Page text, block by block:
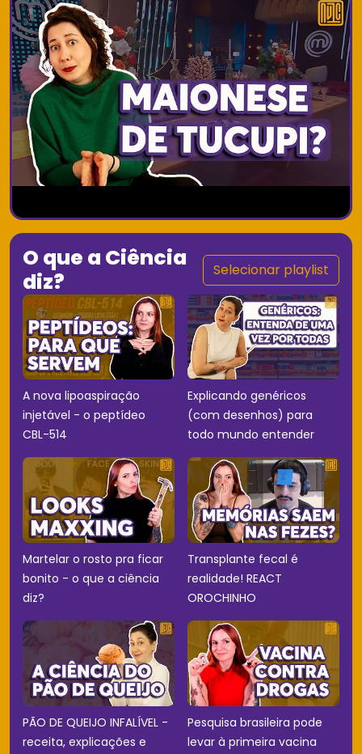
O que a Ciência
diz?
Selecionar playlist
A nova lipoaspiração
injetável - o peptídeo
CBL-514
Explicando genéricos
(com desenhos) para
todo mundo entender
Martelar o rosto pra ficar
bonito - o que a ciência
diz?
Transplante fecal é
realidade! REACT
OROCHINHO
PÃO DE QUEIJO INFALÍVEL -
receita, explicações e
Pesquisa brasileira pode
levar à primeira vacina